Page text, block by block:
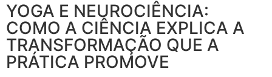
YOGA E NEUROCIÊNCIA:
COMO A CIÊNCIA EXPLICA A
TRANSFORMAÇÃO QUE A
PRÁTICA PROMOVE